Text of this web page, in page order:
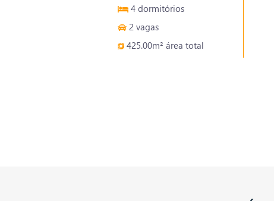
4 dormitórios
2 vagas
425.00m² área total